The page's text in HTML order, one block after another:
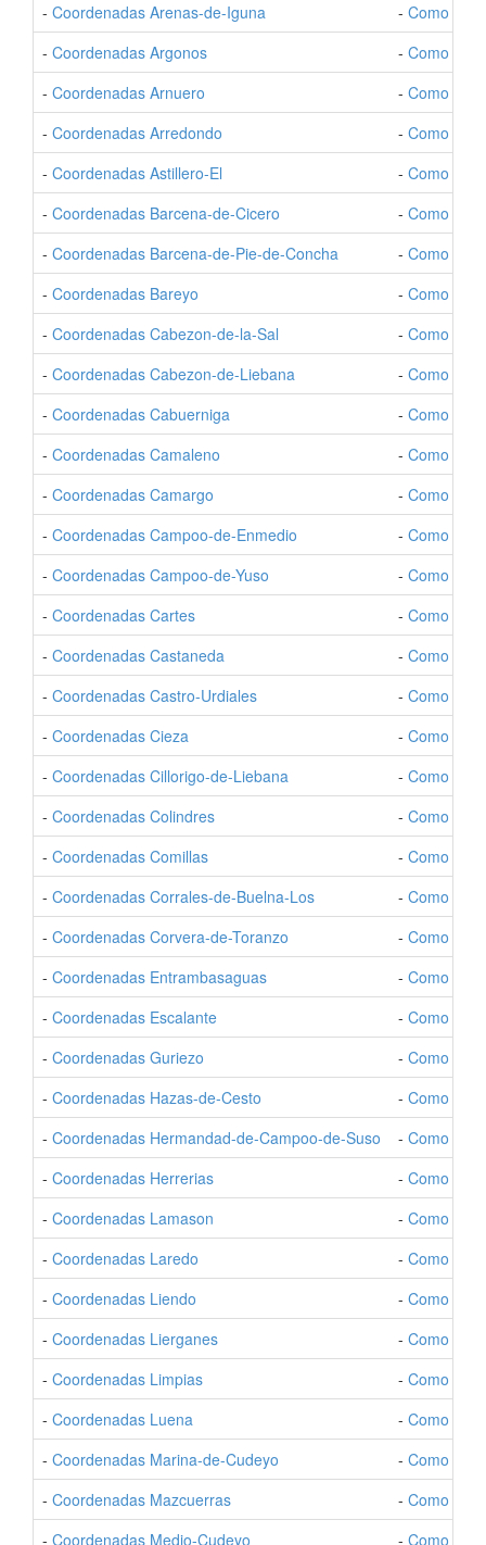
- Coordenadas Arenas-de-Iguna - Como Ir a
- Coordenadas Argonos - Como Ir a
- Coordenadas Arnuero - Como Ir a
- Coordenadas Arredondo - Como Ir a
- Coordenadas Astillero-El - Como Ir a
- Coordenadas Barcena-de-Cicero - Como Ir a
- Coordenadas Barcena-de-Pie-de-Concha - Como Ir a
- Coordenadas Bareyo - Como Ir a
- Coordenadas Cabezon-de-la-Sal - Como Ir a
- Coordenadas Cabezon-de-Liebana - Como Ir a
- Coordenadas Cabuerniga - Como Ir a
- Coordenadas Camaleno - Como Ir a
- Coordenadas Camargo - Como Ir a
- Coordenadas Campoo-de-Enmedio - Como Ir a
- Coordenadas Campoo-de-Yuso - Como Ir a
- Coordenadas Cartes - Como Ir a
- Coordenadas Castaneda - Como Ir a
- Coordenadas Castro-Urdiales - Como Ir a
- Coordenadas Cieza - Como Ir a
- Coordenadas Cillorigo-de-Liebana - Como Ir a
- Coordenadas Colindres - Como Ir a
- Coordenadas Comillas - Como Ir a
- Coordenadas Corrales-de-Buelna-Los - Como Ir a
- Coordenadas Corvera-de-Toranzo - Como Ir a
- Coordenadas Entrambasaguas - Como Ir a
- Coordenadas Escalante - Como Ir a
- Coordenadas Guriezo - Como Ir a
- Coordenadas Hazas-de-Cesto - Como Ir a
- Coordenadas Hermandad-de-Campoo-de-Suso - Como Ir a
- Coordenadas Herrerias - Como Ir a
- Coordenadas Lamason - Como Ir a
- Coordenadas Laredo - Como Ir a
- Coordenadas Liendo - Como Ir a
- Coordenadas Lierganes - Como Ir a
- Coordenadas Limpias - Como Ir a
- Coordenadas Luena - Como Ir a
- Coordenadas Marina-de-Cudeyo - Como Ir a
- Coordenadas Mazcuerras - Como Ir a
- Coordenadas Medio-Cudeyo - Como Ir a